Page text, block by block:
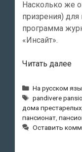
Насколько же
призрения) для
программа
«Инсайт».
Читать далее
Рубрики
На русском
Метки
pandivere
дома престарелых
пансионат
Оставить